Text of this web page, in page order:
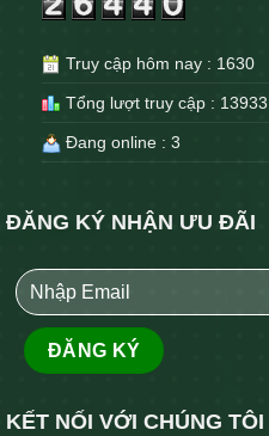
Truy cập hôm nay : 1630
Tổng lượt truy cập :
Đang online : 3
ĐĂNG KÝ NHẬN ƯU ĐÃI
KẾT NỐI VỚI CHÚNG TÔI